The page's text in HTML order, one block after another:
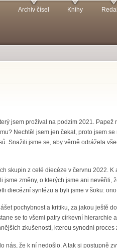
Archiv čísel Knihy
jsem prožíval na podzim 2021. Papež
Nechtěl jsem jen čekat, proto jsem
Snažili jsme se, aby věrně odrážela
skupin z celé diecéze v červnu 2022.
změny, o kterých jsme ani nevěřili,
diecézní syntézu a byli jsme v šoku:
pochybnost a kritiku, za jakou ještě
se to všemi patry církevní hierarchie
zkušeností, kterou synodní proces
že k ní nedošlo. A tak si postupně